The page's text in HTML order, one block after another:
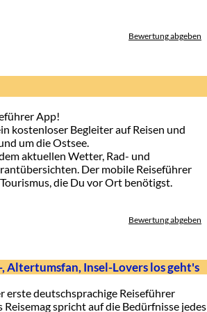
Bewertung abgeben
App!
kostenloser Begleiter auf Reisen und
um die Ostsee.
aktuellen Wetter, Rad- und
Der mobile Reiseführer
die Du vor Ort benötigst.
Bewertung abgeben
Altertumsfan, Insel-Lovers los geht's
erste deutschsprachige Reiseführer
spricht auf die Bedürfnisse jedes